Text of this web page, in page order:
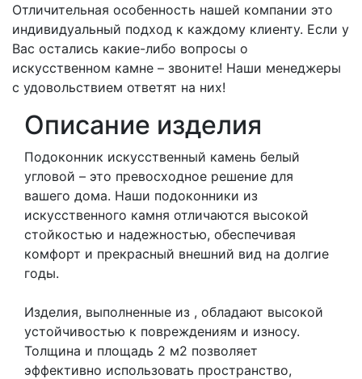
Отличительная особенность нашей компании это
индивидуальный подход к каждому клиенту. Если у
Вас остались какие-либо вопросы о
искусственном камне – звоните! Наши менеджеры
с удовольствием ответят на них!
Описание изделия
Подоконник искусственный камень белый
угловой – это превосходное решение для
вашего дома. Наши подоконники из
искусственного камня отличаются высокой
стойкостью и надежностью, обеспечивая
комфорт и прекрасный внешний вид на долгие
годы.
Изделия, выполненные из , обладают высокой
устойчивостью к повреждениям и износу.
Толщина и площадь 2 м2 позволяет
эффективно использовать пространство,